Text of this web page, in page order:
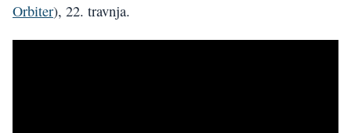
Orbiter), 22. travnja.